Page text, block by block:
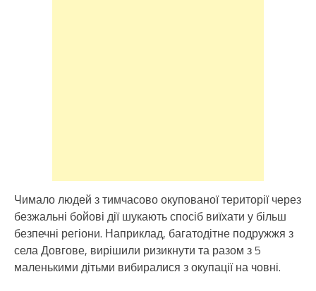
Чимало людей з тимчасово окупованої території через
безжальні бойові дії шукають спосіб виїхати у більш
безпечні регіони. Наприклад, багатодітне подружжя з
села Довгове, вирішили ризикнути та разом з 5
маленькими дітьми вибиралися з окупації на човні.